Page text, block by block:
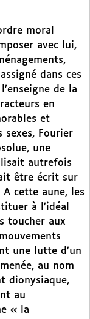
moral
avec lui,
dans ces
de la
en
et
sexes, Fourier
une
autrefois
être écrit sur
A cette aune, les
à l’idéal
toucher aux
une lutte d’un
au nom
dionysiaque,
au
« la